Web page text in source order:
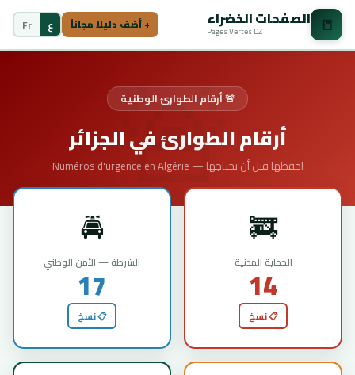
📒 الصفحات الخضراء
Pages Vertes DZ + أضف دليلاً مجاناً ع Fr
🚨 أرقام الطوارئ الوطنية
أرقام الطوارئ في الجزائر
Numéros d'urgence en Algérie — احفظها قبل أن تحتاجها
🚒
الحماية المدنية
14
📋 نسخ
🚔
الشرطة — الأمن الوطني
17
📋 نسخ